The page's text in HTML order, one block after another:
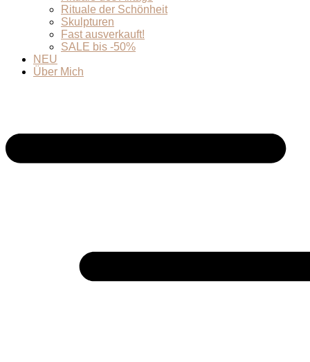
Rituale der Schönheit
Skulpturen
Fast ausverkauft!
SALE bis -50%
NEU
Über Mich